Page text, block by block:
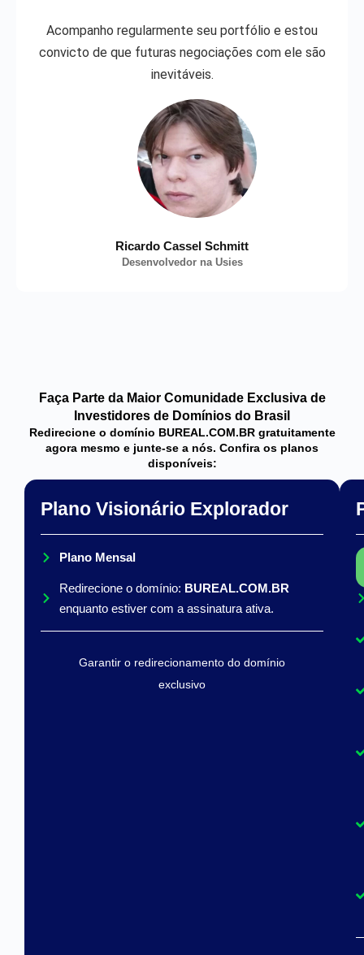
Acompanho regularmente seu portfólio e estou
convicto de que futuras negociações com ele são
inevitáveis.
Ricardo Cassel Schmitt
Desenvolvedor na Usies
Faça Parte da Maior Comunidade Exclusiva de
Investidores de Domínios do Brasil
Redirecione o domínio BUREAL.COM.BR gratuitamente
agora mesmo e junte-se a nós. Confira os planos
disponíveis:
Plano Visionário Explorador
Plano Mensal
Redirecione o domínio: BUREAL.COM.BR
enquanto estiver com a assinatura ativa.
Garantir o redirecionamento do domínio
exclusivo